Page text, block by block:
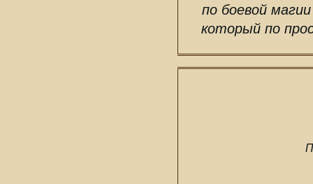
по боевой
который по